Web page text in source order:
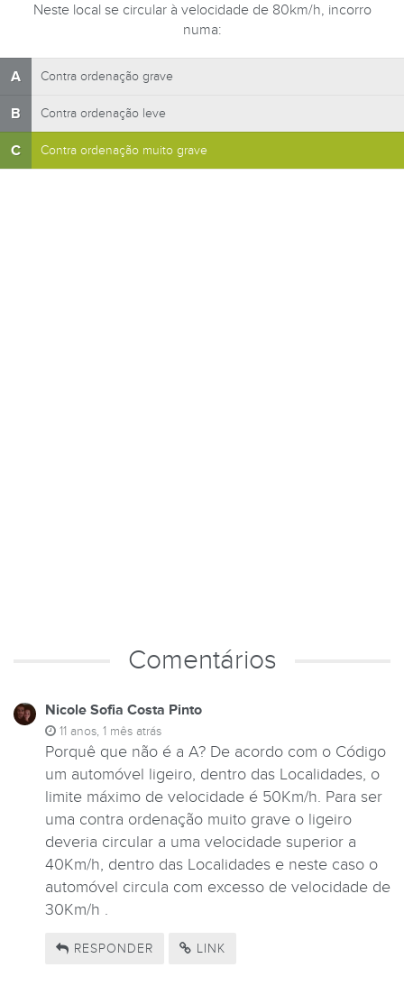
Neste local se circular à velocidade de 80km/h, incorro
numa:
A Contra ordenação grave
B Contra ordenação leve
C Contra ordenação muito grave
Comentários
Nicole Sofia Costa Pinto
11 anos, 1 mês atrás
Porquê que não é a A? De acordo com o Código
um automóvel ligeiro, dentro das Localidades, o
limite máximo de velocidade é 50Km/h. Para ser
uma contra ordenação muito grave o ligeiro
deveria circular a uma velocidade superior a
40Km/h, dentro das Localidades e neste caso o
automóvel circula com excesso de velocidade de
30Km/h .
RESPONDER LINK